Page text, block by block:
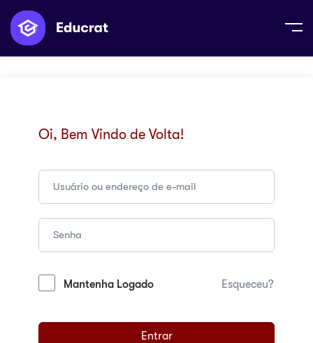
Oi, Bem Vindo de Volta!
Mantenha Logado Esqueceu?
Entrar